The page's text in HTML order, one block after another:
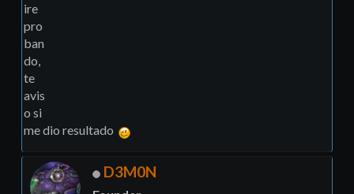
ire
pro
ban
do,
te
avis
o si
me dio resultado
D3M0N